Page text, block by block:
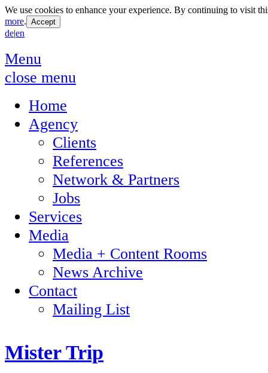
We use cookies to enhance your experience. By continuing to visit
more.
de|en
Menu
close menu
Home
Agency
Clients
References
Network & Partners
Jobs
Services
Media
Media + Content Rooms
News Archive
Contact
Mailing List
Mister Trip